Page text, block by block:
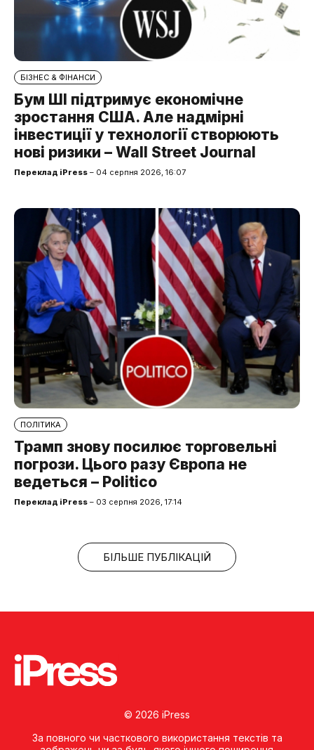
БІЗНЕС & ФІНАНСИ
Бум ШІ підтримує економічне
зростання США. Але надмірні
інвестиції у технології створюють
нові ризики – Wall Street Journal
Переклад iPress – 04 серпня 2026, 16:07
ПОЛІТИКА
Трамп знову посилює торговельні
погрози. Цього разу Європа не
ведеться – Politico
Переклад iPress – 03 серпня 2026, 17:14
БІЛЬШЕ ПУБЛІКАЦІЙ
© 2026 iPress
За повного чи часткового використання текстів та